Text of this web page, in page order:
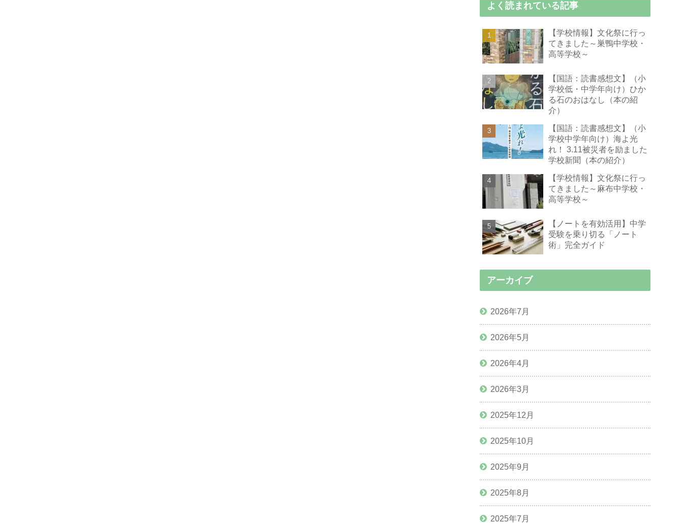
よく読まれている記事
【学校情報】文化祭に行っ
てきました～巣鴨中学校・
高等学校～
【国語：読書感想文】（小
学校低・中学年向け）ひか
る石のおはなし（本の紹
介）
【国語：読書感想文】（小
学校中学年向け）海よ光
れ！ 3.11被災者を励ました
学校新聞（本の紹介）
【学校情報】文化祭に行っ
てきました～麻布中学校・
高等学校～
【ノートを有効活用】中学
受験を乗り切る「ノート
術」完全ガイド
アーカイブ
2026年7月
2026年5月
2026年4月
2026年3月
2025年12月
2025年10月
2025年9月
2025年8月
2025年7月